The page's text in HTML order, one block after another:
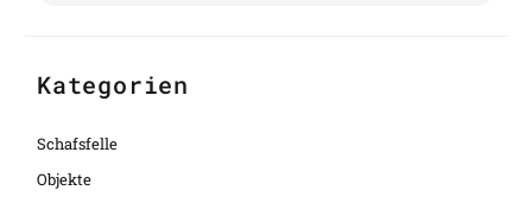
Kategorien
Schafsfelle
Objekte